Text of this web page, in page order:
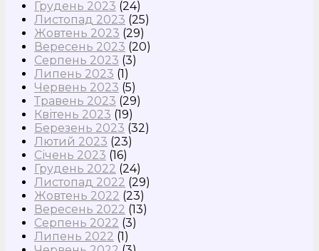
Грудень 2023 (24)
Листопад 2023 (25)
Жовтень 2023 (29)
Вересень 2023 (20)
Серпень 2023 (3)
Липень 2023 (1)
Червень 2023 (5)
Травень 2023 (29)
Квітень 2023 (19)
Березень 2023 (32)
Лютий 2023 (23)
Січень 2023 (16)
Грудень 2022 (24)
Листопад 2022 (29)
Жовтень 2022 (23)
Вересень 2022 (13)
Серпень 2022 (3)
Липень 2022 (1)